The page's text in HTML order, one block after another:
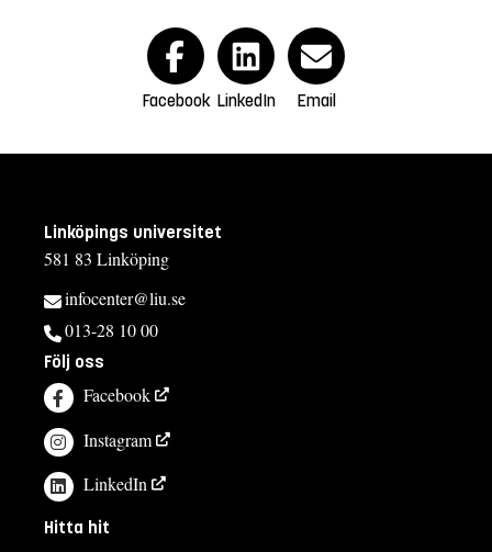
Facebook LinkedIn Email
Linköpings universitet
581 83 Linköping
infocenter@liu.se
013-28 10 00
Följ oss
Facebook
Instagram
LinkedIn
Hitta hit